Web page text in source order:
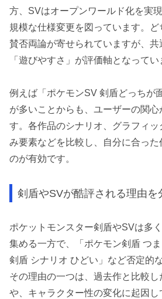
方、SVはオープンワールド化を実
規模な仕様変更を図っています。
賛否両論が寄せられていますが、共
「遊びやすさ」が評価軸となってい
例えば「ポケモンSV 剣盾どっちが
が多いことからも、ユーザーの関心
す。各作品のシナリオ、グラフィッ
み要素などを比較し、自分に合っ
のが有効です。
剣盾やSVが酷評される理由を
ポケットモンスター剣盾やSVは多
集める一方で、「ポケモン剣盾 つ
剣盾 シナリオ ひどい」など否定的
その理由の一つは、過去作と比較
や、キャラクター性の変化に起因し